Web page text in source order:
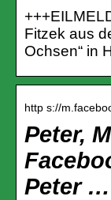
Fitzek aus
Ochsen“ in
http s://
Peter,
Peter …